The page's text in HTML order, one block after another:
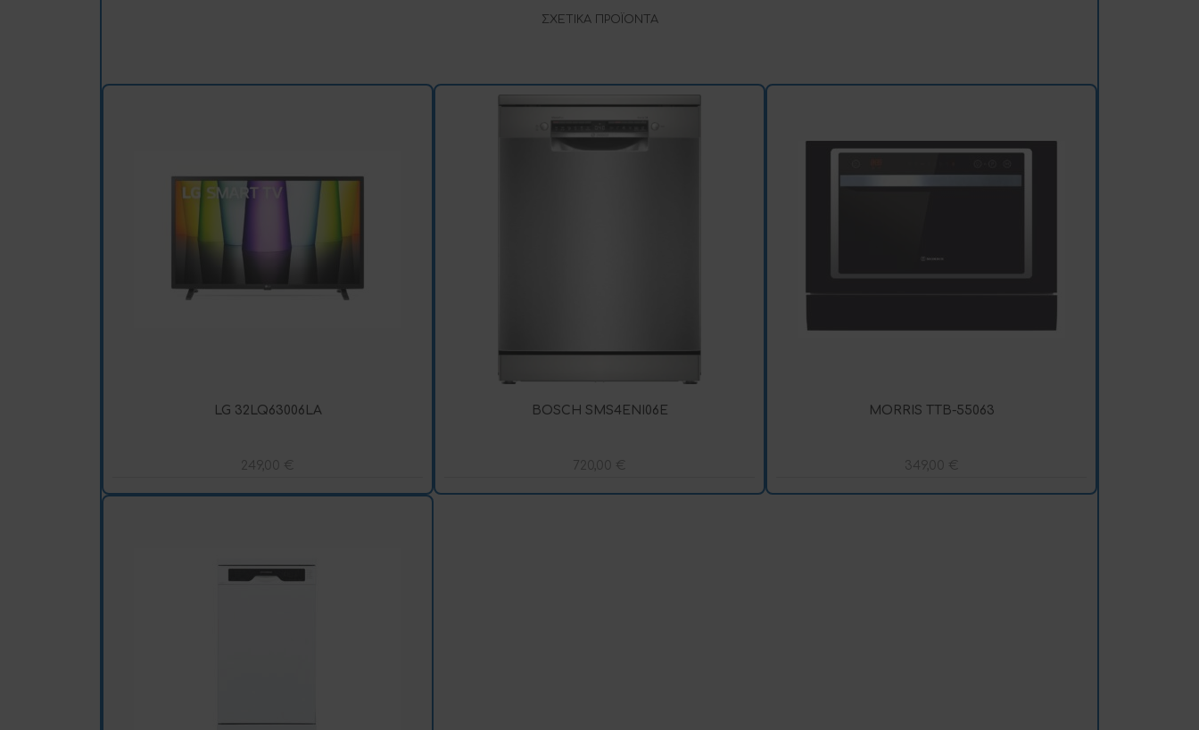
ΣΧΕΤΙΚΆ ΠΡΟΪΌΝΤΑ
LG 32LQ63006LA
249,00 €
BOSCH SMS4ENI06E
720,00 €
MORRIS TTB-55063
349,00 €